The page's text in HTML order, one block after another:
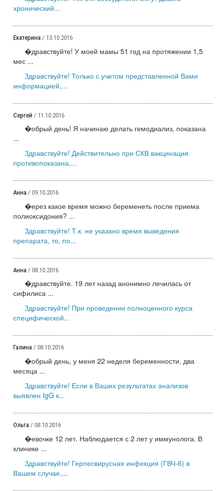
хронический...
Екатерина / 13.10.2016
�дравствуйте! У моей мамы 51 год на протяжении 1,5
мес ...
Здравствуйте! Только с учетом представленной Вами
информацией,...
Сергей / 11.10.2016
�обрый день! Я начинаю делать гемодиализ, показана
...
Здравствуйте! Действительно при СКВ вакцинация
противопоказана,...
Анна / 09.10.2016
�ерез какое время можно беременеть после приема
полиоксидония? ...
Здравствуйте! Т.к. не указано время выведения
препарата, то, по...
Анна / 08.10.2016
�дравствуйте. 19 лет назад анонимно лечилась от
сифилиса ...
Здравствуйте! При проведении полноценного курса
специфической...
Галина / 08.10.2016
�обрый день, у меня 22 неделя беременности, два
месяца ...
Здравствуйте! Если в Ваших результатах анализов
выявлен IgG к...
Ольга / 08.10.2016
�евочке 12 лет. Наблюдается с 2 лет у иммунолога. В
клинике ...
Здравствуйте! Герпесвирусная инфекция (ГВЧ-6) в
Вашем случае,...